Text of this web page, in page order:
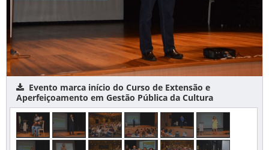
Evento marca início do Curso de Extensão e
Aperfeiçoamento em Gestão Pública da Cultura